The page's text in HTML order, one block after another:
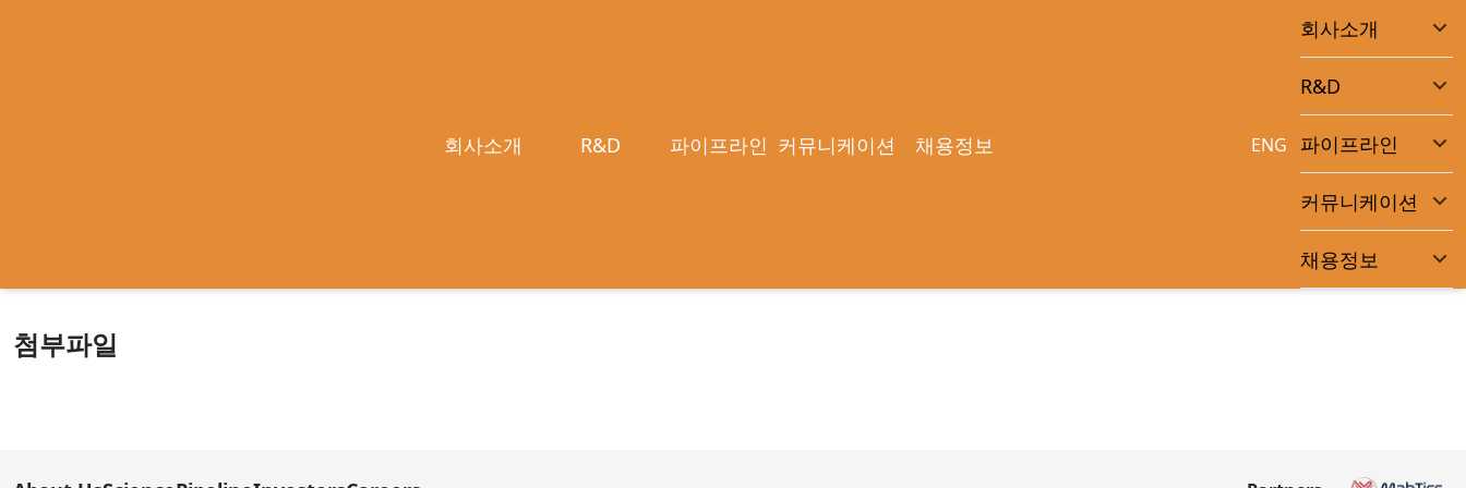
회사소개 R&D 파이프라인 커뮤니케이션 채용정보 ENG
회사소개
R&D
파이프라인
커뮤니케이션
채용정보
목록
첨부파일